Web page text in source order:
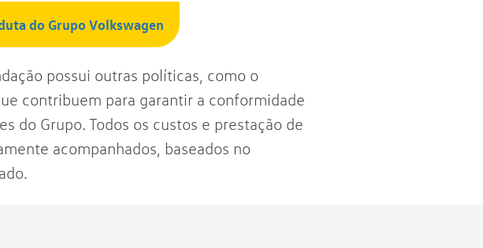
do Grupo Volkswagen
possui outras políticas, como o
contribuem para garantir a conformidade
do Grupo. Todos os custos e prestação de
acompanhados, baseados no